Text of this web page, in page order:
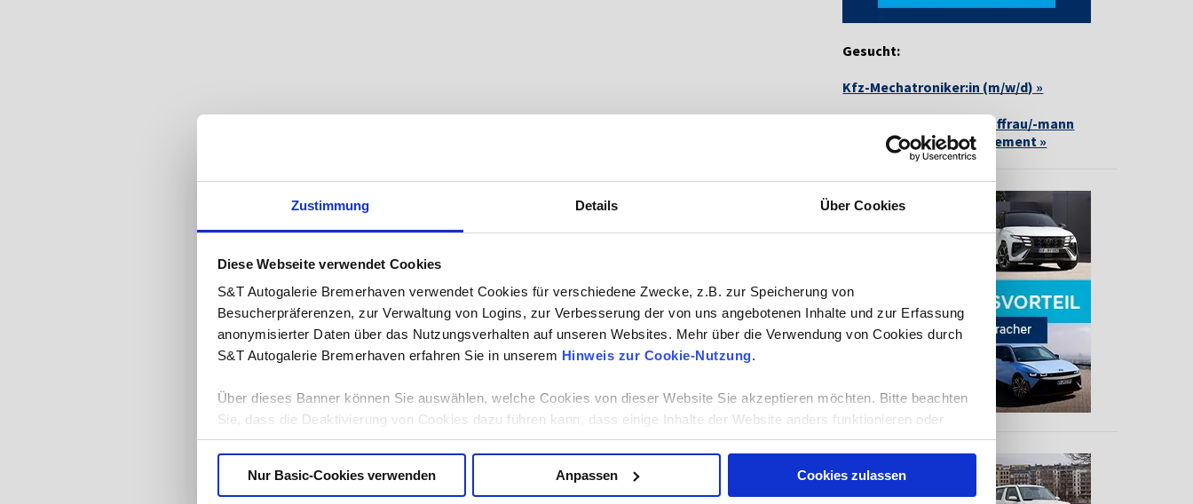
Zustimmung Details Über Cookies
Diese Webseite verwendet Cookies
S&T Autogalerie Bremerhaven verwendet Cookies für verschiedene Zwecke, z.B. zur Speicherung von
Besucherpräferenzen, zur Verwaltung von Logins, zur Verbesserung der von uns angebotenen Inhalte und zur Erfassung
anonymisierter Daten über das Nutzungsverhalten auf unseren Websites. Mehr über die Verwendung von Cookies durch
S&T Autogalerie Bremerhaven erfahren Sie in unserem Hinweis zur Cookie-Nutzung.
Über dieses Banner können Sie auswählen, welche Cookies von dieser Website Sie akzeptieren möchten. Bitte beachten
Sie, dass die Deaktivierung von Cookies dazu führen kann, dass einige Inhalte der Website anders funktionieren oder
ganz ausfallen. Der Browser auf Ihrem Computer oder Gerät ermöglicht es Ihnen möglicherweise auch, Sie zu
benachrichtigen oder Cookies automatisch abzulehnen. Mehr Informationen erhalten Sie in unserer
Datenschutzerklärung.
Nur Basic-Cookies verwenden Anpassen Cookies zulassen
Gesucht:
Kfz-Mechatroniker:in (m/w/d) »
Ausbildung zur/zum Kauffrau/-mann
(m/w/d) für Büromanagement »